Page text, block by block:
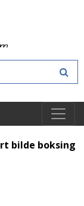
bilde boksing